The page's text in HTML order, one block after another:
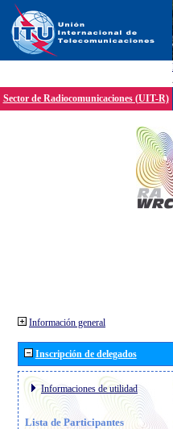
Sector de Radiocomunicaciones (UIT-R)
Información general
Inscripción de delegados
Informaciones de utilidad
Lista de Participantes